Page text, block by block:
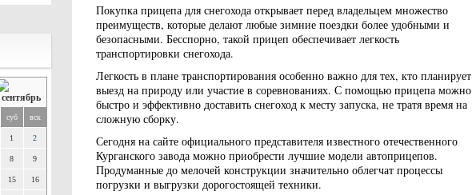
суб вск
1 2
8 9
15 16
Покупка прицепа для снегохода открывает перед владельцем множество
преимуществ, которые делают любые зимние поездки более удобными и
безопасными. Бесспорно, такой прицеп обеспечивает легкость
транспортировки снегохода.
Легкость в плане транспортирования особенно важно для тех, кто планирует
выезд на природу или участие в соревнованиях. С помощью прицепа можно
быстро и эффективно доставить снегоход к месту запуска, не тратя время на
сложную сборку.
Сегодня на сайте официального представителя известного отечественного
Курганского завода можно приобрести лучшие модели автоприцепов.
Продуманные до мелочей конструкции значительно облегчат процессы
погрузки и выгрузки дорогостоящей техники.